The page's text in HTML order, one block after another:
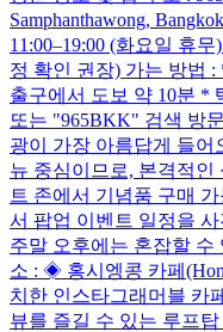
Samphanthawong,
11:00–19:00 (화요일 휴
정 확인 권장) 가는 방법 :
출구에서 도보 약 10분 *
또는 "965BKK" 검색 방
광이 가장 아름답게 들어
뉴 중심이므로, 본격적인
트 존에서 기념품 구매
서 팝업 이벤트 일정을
주말 오후에는 혼잡할 수
소 : ◈ 홍시엥콩 카페
치한 인스타그래머블 카
뷰를 즐길 수 있는 루프탑